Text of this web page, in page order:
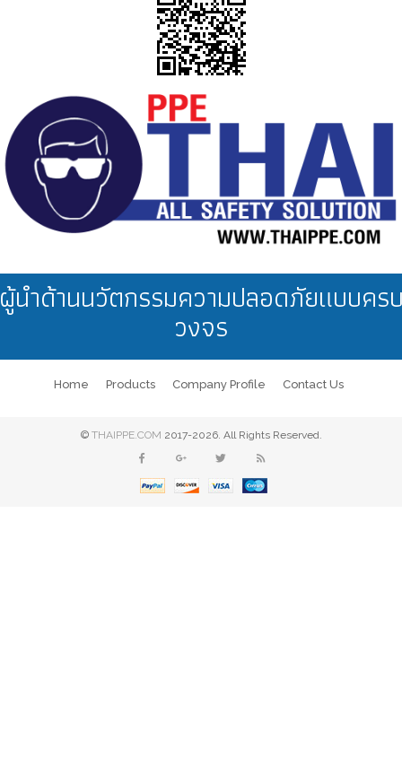
นำด้านนวัตกรรมความปลอดภัยแบบคร
วงจร
Home Products Company Profile Contact Us
© THAIPPE.COM 2017-2026. All Rights Reserved.